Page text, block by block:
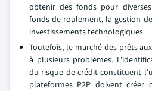
obtenir des fonds pour
fonds de roulement, la gestion
investissements technologiques.
Toutefois, le marché des prêts
à plusieurs problèmes.
du risque de crédit constituent
plateformes P2P doivent créer